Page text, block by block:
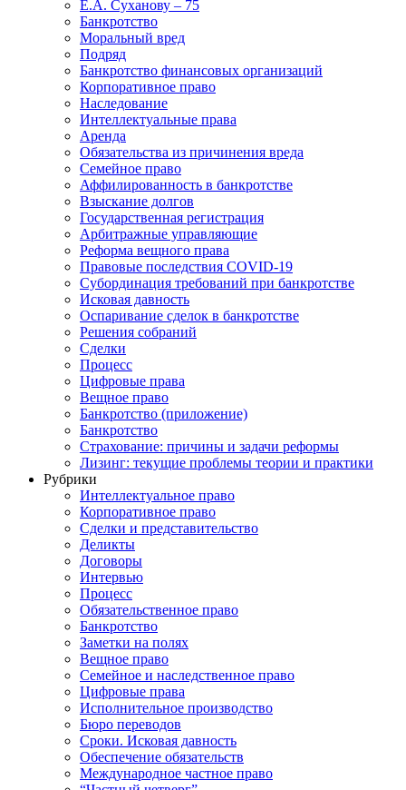
Е.А. Суханову – 75
Банкротство
Моральный вред
Подряд
Банкротство финансовых организаций
Корпоративное право
Наследование
Интеллектуальные права
Аренда
Обязательства из причинения вреда
Семейное право
Аффилированность в банкротстве
Взыскание долгов
Государственная регистрация
Арбитражные управляющие
Реформа вещного права
Правовые последствия COVID-19
Субординация требований при банкротстве
Исковая давность
Оспаривание сделок в банкротстве
Решения собраний
Сделки
Процесс
Цифровые права
Вещное право
Банкротство (приложение)
Банкротство
Страхование: причины и задачи реформы
Лизинг: текущие проблемы теории и практики
Рубрики
Интеллектуальное право
Корпоративное право
Сделки и представительство
Деликты
Договоры
Интервью
Процесс
Обязательственное право
Банкротство
Заметки на полях
Вещное право
Семейное и наследственное право
Цифровые права
Исполнительное производство
Бюро переводов
Сроки. Исковая давность
Обеспечение обязательств
Международное частное право